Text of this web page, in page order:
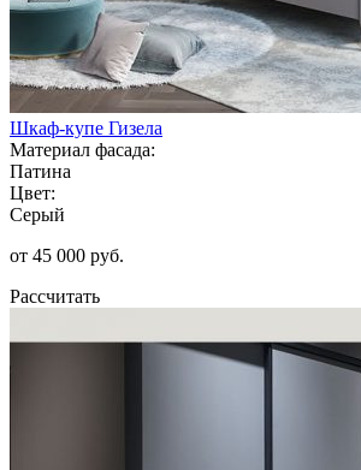
Шкаф-купе Гизела
Материал фасада:
Патина
Цвет:
Серый
от 45 000 руб.
Рассчитать